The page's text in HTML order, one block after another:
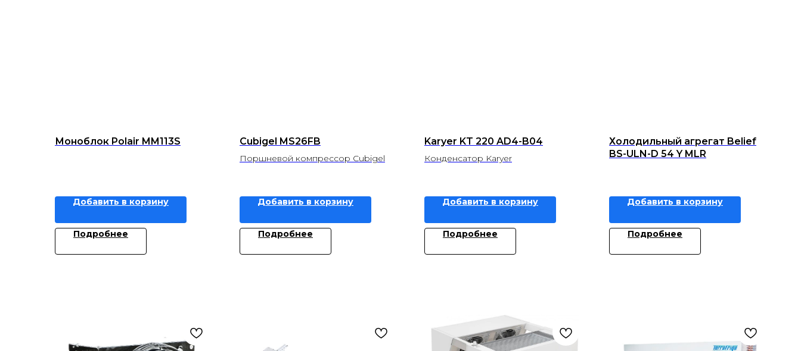
Моноблок Polair MM113S
Добавить в корзину
Подробнее
Cubigel MS26FB
Поршневой компрессор Cubigel
Добавить в корзину
Подробнее
Karyer KT 220 AD4-B04
Конденсатор Karyer
Добавить в корзину
Подробнее
Холодильный агрегат Belief
BS-ULN-D 54 Y MLR
Добавить в корзину
Подробнее